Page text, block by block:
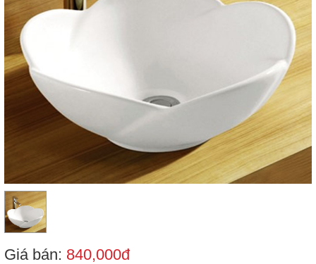
Giá bán: 840,000đ